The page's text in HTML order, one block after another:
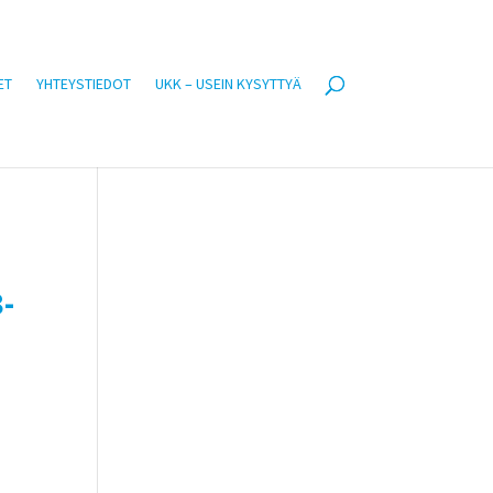
YHTEYSTIEDOT UKK – USEIN KYSYTTYÄ